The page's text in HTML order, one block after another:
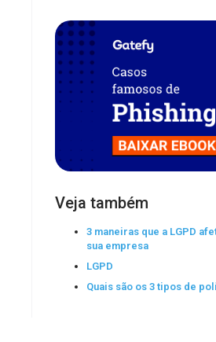
Veja também
3 maneiras que a LGPD
sua empresa
LGPD
Quais são os 3 tipos de